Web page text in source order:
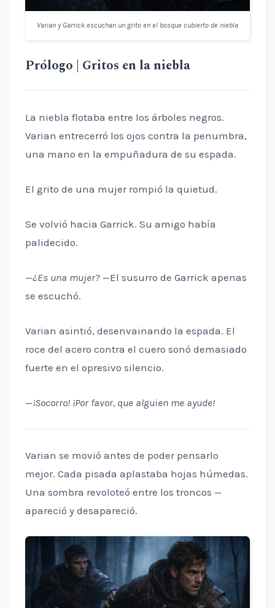
Varian y Garrick escuchan un grito en el bosque cubierto de niebla
Prólogo | Gritos en la niebla
La niebla flotaba entre los árboles negros.
Varian entrecerró los ojos contra la penumbra,
una mano en la empuñadura de su espada.
El grito de una mujer rompió la quietud.
Se volvió hacia Garrick. Su amigo había
palidecido.
—¿Es una mujer?—El susurro de Garrick apenas
se escuchó.
Varian asintió, desenvainando la espada. El
roce del acero contra el cuero sonó demasiado
fuerte en el opresivo silencio.
—¡Socorro! ¡Por favor, que alguien me ayude!
Varian se movió antes de poder pensarlo
mejor. Cada pisada aplastaba hojas húmedas.
Una sombra revoloteó entre los troncos —
apareció y desapareció.